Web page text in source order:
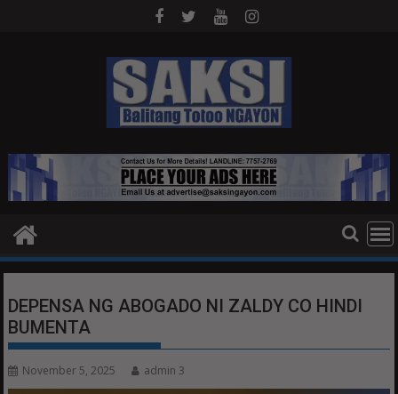
DEPENSA NG ABOGADO NI ZALDY CO HINDI
BUMENTA
November 5, 2025 admin 3